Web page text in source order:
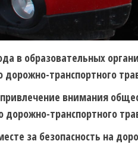
в образовательных
дорожно-транспортного
внимания
дорожно-транспортного
за безопасность на